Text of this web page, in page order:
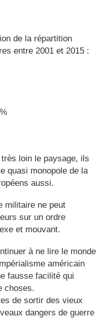
de la répartition
entre 2001 et 2015 :
loin le paysage, ils
quasi monopole de la
aussi.
militaire ne peut
sur un ordre
et mouvant.
à ne lire le monde
américain
fausse facilité qui
choses.
de sortir des vieux
dangers de guerre